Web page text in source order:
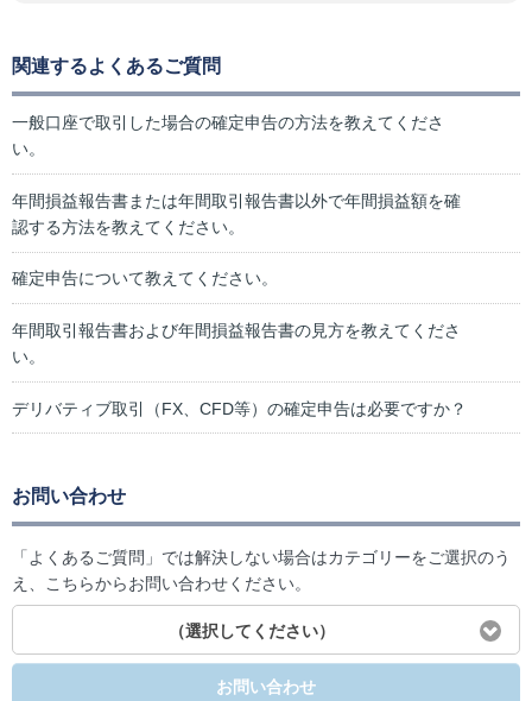
関連するよくあるご質問
一般口座で取引した場合の確定申告の方法を教えてくださ
い。
年間損益報告書または年間取引報告書以外で年間損益額を確
認する方法を教えてください。
確定申告について教えてください。
年間取引報告書および年間損益報告書の見方を教えてくださ
い。
デリバティブ取引（FX、CFD等）の確定申告は必要ですか？
お問い合わせ
「よくあるご質問」では解決しない場合はカテゴリーをご選択のう
え、こちらからお問い合わせください。
（選択してください）
お問い合わせ